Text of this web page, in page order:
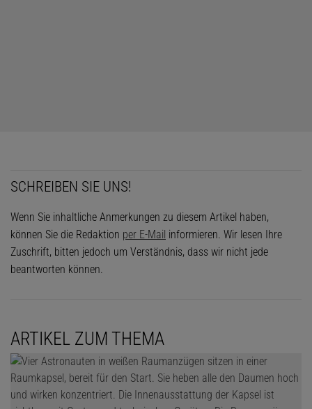
SCHREIBEN SIE UNS!
Wenn Sie inhaltliche Anmerkungen zu diesem Artikel haben,
können Sie die Redaktion per E-Mail informieren. Wir lesen Ihre
Zuschrift, bitten jedoch um Verständnis, dass wir nicht jede
beantworten können.
ARTIKEL ZUM THEMA